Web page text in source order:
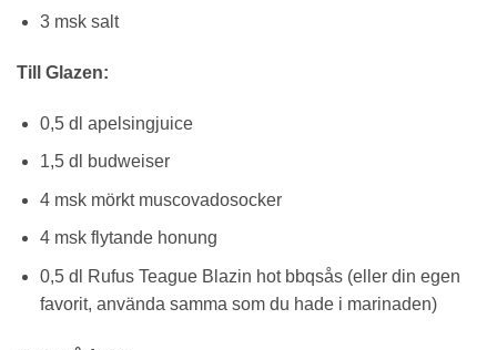
3 msk salt
Till Glazen:
0,5 dl apelsingjuice
1,5 dl budweiser
4 msk mörkt muscovadosocker
4 msk flytande honung
0,5 dl Rufus Teague Blazin hot bbqsås (eller din egen
favorit, använda samma som du hade i marinaden)